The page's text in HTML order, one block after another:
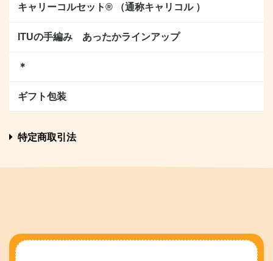
キャリーコルセット® （通称キャリコル ）
ITUの手編み あったかラインアップ
＊
ギフト包装
特定商取引法